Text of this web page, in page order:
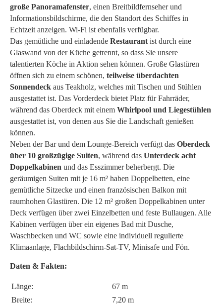
große Panoramafenster, einen Breitbildfernseher und
Informationsbildschirme, die den Standort des Schiffes in
Echtzeit anzeigen. Wi-Fi ist ebenfalls verfügbar.
Das gemütliche und einladende Restaurant ist durch eine
Glaswand von der Küche getrennt, so dass Sie unsere
talentierten Köche in Aktion sehen können. Große Glastüren
öffnen sich zu einem schönen, teilweise überdachten
Sonnendeck aus Teakholz, welches mit Tischen und Stühlen
ausgestattet ist. Das Vorderdeck bietet Platz für Fahrräder,
während das Oberdeck mit einem Whirlpool und Liegestühlen
ausgestattet ist, von denen aus Sie die Landschaft genießen
können.
Neben der Bar und dem Lounge-Bereich verfügt das Oberdeck
über 10 großzügige Suiten, während das Unterdeck acht
Doppelkabinen und das Esszimmer beherbergt. Die
geräumigen Suiten mit je 16 m² haben Doppelbetten, eine
gemütliche Sitzecke und einen französischen Balkon mit
raumhohen Glastüren. Die 12 m² großen Doppelkabinen unter
Deck verfügen über zwei Einzelbetten und feste Bullaugen. Alle
Kabinen verfügen über ein eigenes Bad mit Dusche,
Waschbecken und WC sowie eine individuell regulierte
Klimaanlage, Flachbildschirm-Sat-TV, Minisafe und Fön.
Daten & Fakten:
Länge:
67 m
Breite:
7,20 m